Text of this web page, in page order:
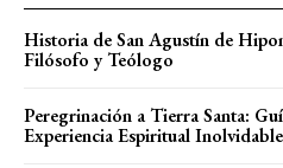
Historia de San Agustín de
Filósofo y Teólogo
Peregrinación a Tierra Santa:
Experiencia Espiritual Inolvidable